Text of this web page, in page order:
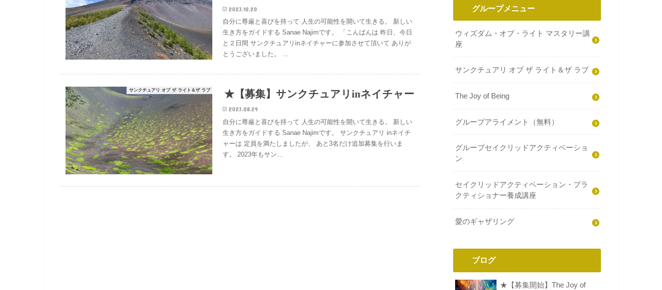
2023.10.20
自分に尊厳と喜びを持って 人生の可能性を開いて生きる。 新しい
生き方をガイドする Sanae Najimです。 「こんばんは 昨日、今日
と２日間 サンクチュアリinネイチャーに参加させて頂いて ありが
とうございました。 …
サンクチュアリ オブ ザ ライト＆ザ ラブ ★【募集】サンクチュアリinネイチャー
2023.08.29
自分に尊厳と喜びを持って 人生の可能性を開いて生きる。 新しい
生き方をガイドする Sanae Najimです。 サンクチュアリ inネイチ
ャーは 定員を満たしましたが、 あと3名だけ追加募集を行いま
す。 2023年もサン…
グループメニュー
ウィズダム・オブ・ライト マスタリー講
座
サンクチュアリ オブ ザ ライト＆ザ ラブ
The Joy of Being
グループアライメント（無料）
グループセイクリッドアクティベーショ
ン
セイクリッドアクティベーション・プラ
クティショナー養成講座
愛のギャザリング
ブログ
★【募集開始】The Joy of